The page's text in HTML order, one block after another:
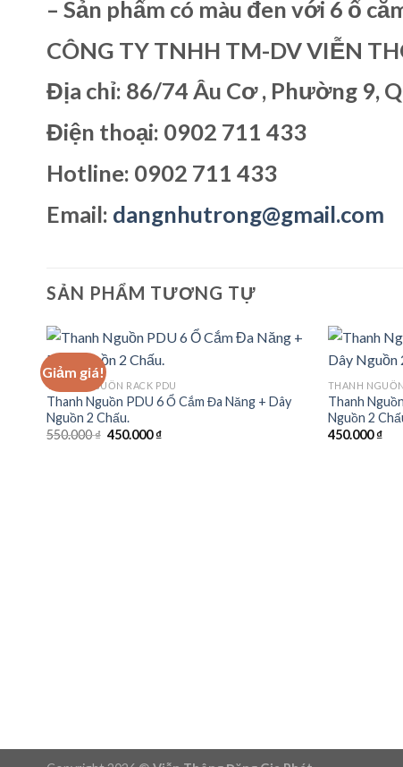
– Sản phẩm có màu đen với 6 ổ
CÔNG TY TNHH TM-DV VIỄN
Địa chỉ: 86/74 Âu Cơ , Phường 9,
Điện thoại: 0902 711 433
Hotline: 0902 711 433
Email: dangnhutrong@gmail.com
SẢN PHẨM TƯƠNG TỰ
Giảm giá!
THANH NGUỒN RACK PDU
Thanh Nguồn PDU 6 Ổ Cắm Đa Năng + Dây
Nguồn 2 Chấu.
550.000₫ Giá
450.000₫Giá
THANH
Thanh
Nguồn 2
450.000₫